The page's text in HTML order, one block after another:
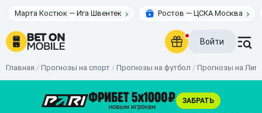
Марта Костюк — Ига Швентек Ростов — ЦСКА Москва
Войти
Главная / Прогнозы на спорт / Прогнозы на футбол / Прогнозы на